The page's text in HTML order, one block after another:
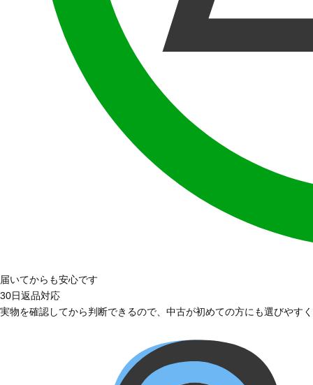
届いてからも安心です
30日返品対応
実物を確認してから判断できるので、中古が初めての方にも選びやす